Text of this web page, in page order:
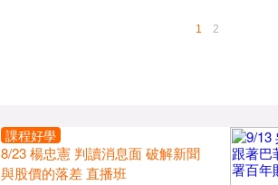
1 2
課程好學
8/23 楊忠憲 判讀消息面 破解新聞
與股價的落差 直播班